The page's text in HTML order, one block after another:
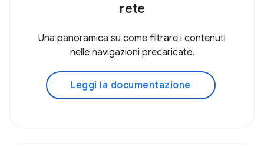
rete
Una panoramica su come filtrare i contenuti
nelle navigazioni precaricate.
Leggi la documentazione